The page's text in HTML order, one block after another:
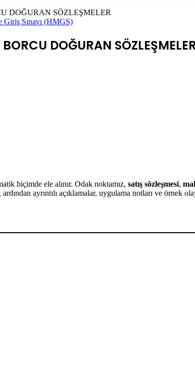
DOĞURAN SÖZLEŞMELER
Sınavı (HMGS)
DOĞURAN
biçimde ele alınır. Odak noktamız, satış sözleşmesi,
ayrıntılı açıklamalar, uygulama notları ve örnek